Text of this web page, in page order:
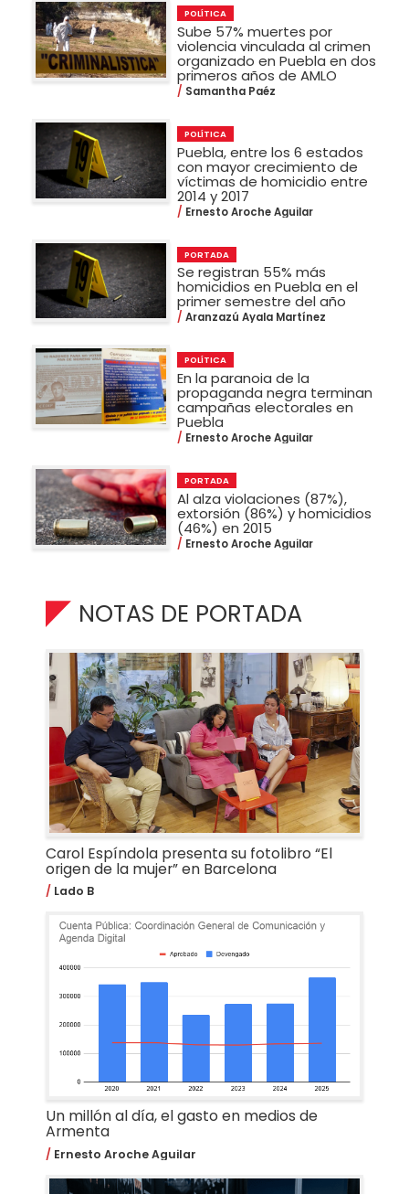
POLÍTICA
Sube 57% muertes por
violencia vinculada al crimen
organizado en Puebla en dos
primeros años de AMLO
Samantha Paéz
POLÍTICA
Puebla, entre los 6 estados
con mayor crecimiento de
víctimas de homicidio entre
2014 y 2017
Ernesto Aroche Aguilar
PORTADA
Se registran 55% más
homicidios en Puebla en el
primer semestre del año
Aranzazú Ayala Martínez
POLÍTICA
En la paranoia de la
propaganda negra terminan
campañas electorales en
Puebla
Ernesto Aroche Aguilar
PORTADA
Al alza violaciones (87%),
extorsión (86%) y homicidios
(46%) en 2015
Ernesto Aroche Aguilar
NOTAS DE PORTADA
Carol Espíndola presenta su fotolibro “El
origen de la mujer” en Barcelona
Lado B
Un millón al día, el gasto en medios de
Armenta
Ernesto Aroche Aguilar